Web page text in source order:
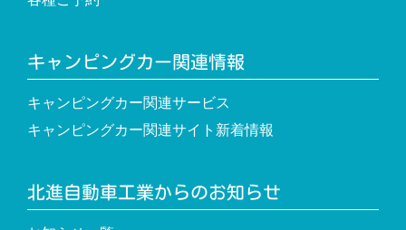
キャンピングカー関連情報
キャンピングカー関連サービス
キャンピングカー関連サイト新着情報
北進自動車工業からのお知らせ